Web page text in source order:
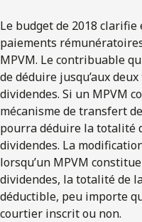
Le budget de 2018
paiements
MPVM. Le contribuable
de déduire jusqu’aux
dividendes. Si un MPVM
mécanisme de transfert
pourra déduire la totalité
dividendes. La
lorsqu’un MPVM
dividendes, la totalité de
déductible, peu importe
courtier inscrit ou non.